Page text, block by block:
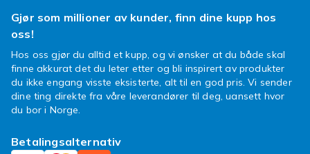
Kontroller kompatibiliteten. Rask levering og
Fyndiq har et komplett sortiment av
kompatibelt Alcatel-tilbehoer til alle modeller.
Kontroller kompatibiliteten. Rask levering og
gode priser.
Velg kompatibelt Alcatel-tilbehoer og forleng
Gjør som millioner av kunder, finn dine kupp hos
oss!
Hos oss gjør du alltid et kupp, og vi ønsker at du både skal
finne akkurat det du leter etter og bli inspirert av produkter
du ikke engang visste eksisterte, alt til en god pris. Vi sender
dine ting direkte fra våre leverandører til deg, uansett hvor
du bor i Norge.
Betalingsalternativ